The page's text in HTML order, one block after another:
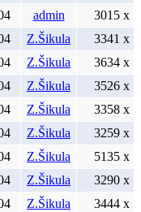
admin
3015 x
Z.Šikula
3341 x
Z.Šikula
3634 x
Z.Šikula
3526 x
Z.Šikula
3358 x
Z.Šikula
3259 x
Z.Šikula
5135 x
Z.Šikula
3290 x
Z.Šikula
3444 x